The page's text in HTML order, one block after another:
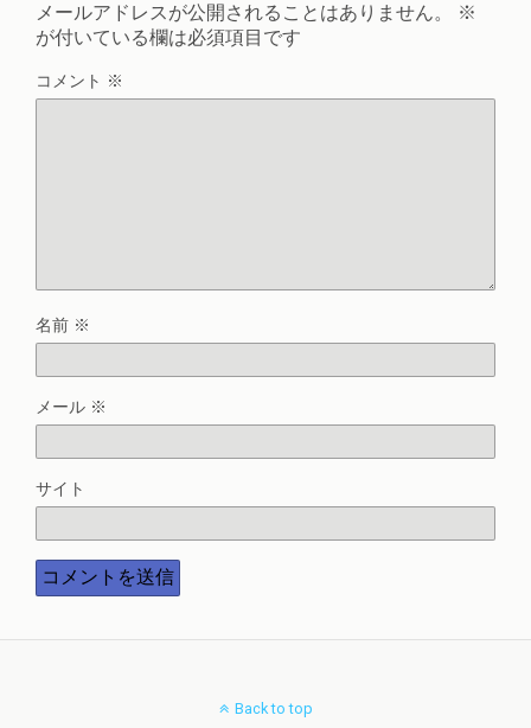
メールアドレスが公開されることはありません。
※
が付いている欄は必須項目です
コメント ※
名前 ※
メール ※
サイト
Back to top